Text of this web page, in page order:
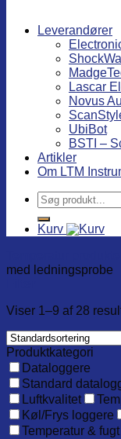
Leverandører
Lascar
Novus
UbiBot
BSTI –
Artikler
Om LTM
Søg
efter:
Kurv
med ledningsprobe
Viser 1–9 af 28
Produktkategori
Dataloggere
Standard
Luftkvalitet
Køl/Frys loggere
Temperatur & fugt